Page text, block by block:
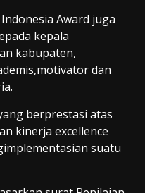
Award juga
kepala
kabupaten,
dan
berprestasi atas
kinerja excellence
suatu